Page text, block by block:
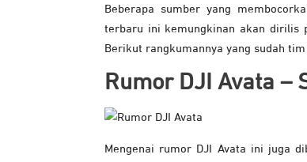
Beberapa sumber yang
terbaru ini kemungkinan akan dirilis
Berikut rangkumannya yang sudah
Rumor DJI Avata –
Mengenai rumor DJI Avata ini juga